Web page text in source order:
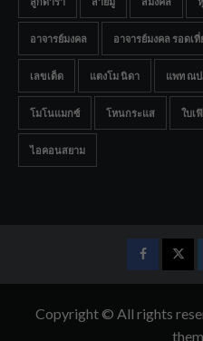
อาจารย์มงคล อาจารย์มงคล รอดเที่
เลขเด็ด แตงโม นิดา แพท ณ
โมโนแมกซ์ โหนกระแส ใบเ
ไอคอนสยาม
Facebook
Copyright © All rights